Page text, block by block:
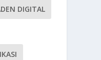
DIGITAL